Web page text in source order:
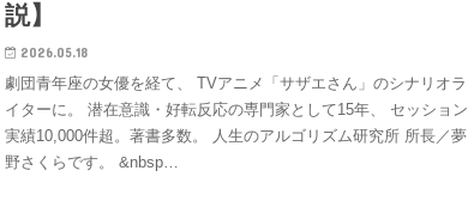
説】
2026.05.18
劇団青年座の女優を経て、 TVアニメ「サザエさん」のシナリオラ
イターに。 潜在意識・好転反応の専門家として15年、 セッション
実績10,000件超。著書多数。 人生のアルゴリズム研究所 所長／夢
野さくらです。 &nbsp…